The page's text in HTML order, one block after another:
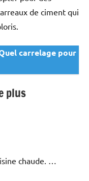
de ciment qui
carrelage pour
plus
chaude. …